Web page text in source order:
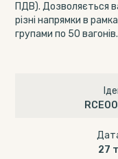
ПДВ). Дозволяється
різні напрямки в
групами по 50 вагонів.
27